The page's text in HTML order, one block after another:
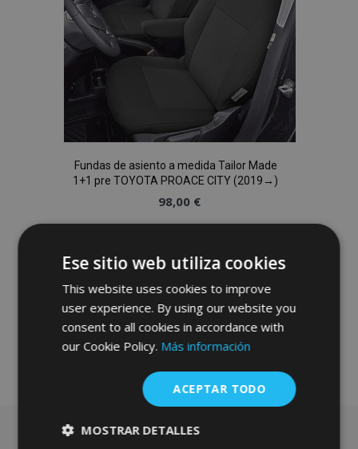
Fundas de asiento a medida Tailor Made
1+1 pre TOYOTA PROACE CITY (2019→)
98,00 €
Añadir
a la
Lista
de
Deseos
Ese sitio web utiliza cookies
This website uses cookies to improve
user experience. By using our website you
consent to all cookies in accordance with
our Cookie Policy. Más información
ACEPTAR TODO
MOSTRAR DETALLES